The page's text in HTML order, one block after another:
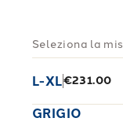
Seleziona la
L-XL€231.00
GRIGIO